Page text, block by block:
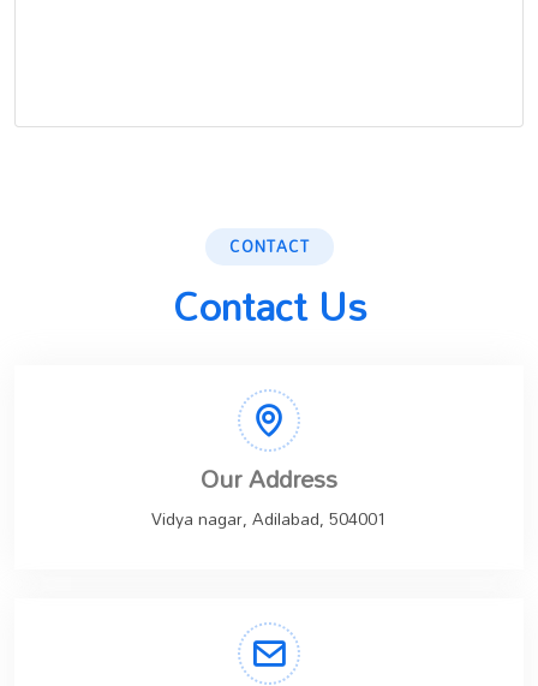
CONTACT
Contact Us
Our Address
Vidya nagar, Adilabad, 504001